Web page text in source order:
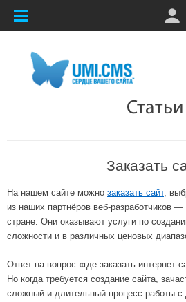
Статьи
Заказать
На нашем сайте можно заказать сайт,
из наших партнёров веб-разработчиков
стране. Они оказывают услуги по
сложности и в различных ценовых
Ответ на вопрос «где заказать интернет-
Но когда требуется создание сайта,
сложный и длительный процесс работы с